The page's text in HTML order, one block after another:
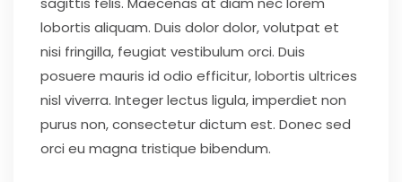
lobortis aliquam. Duis dolor dolor, volutpat et
nisi fringilla, feugiat vestibulum orci. Duis
posuere mauris id odio efficitur, lobortis ultrices
nisl viverra. Integer lectus ligula, imperdiet non
purus non, consectetur dictum est. Donec sed
orci eu magna tristique bibendum.